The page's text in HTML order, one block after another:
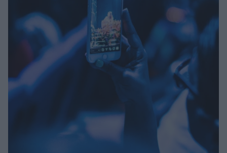
Well being
Ψυχολογία
Υγεία + Διατροφή
Σχέσεις & Σεξ
Fitness
Woman Power